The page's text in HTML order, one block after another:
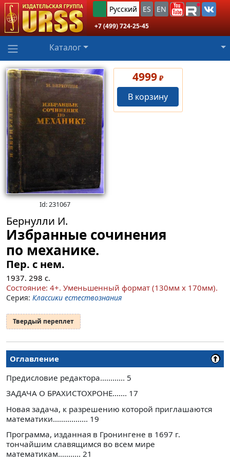
Русский ES EN
+7 (499) 724-25-45
Каталог
Id: 231067
4999 ₽
В корзину
Бернулли И.
Избранные сочинения
по механике.
Пер. с нем.
1937. 298 с.
Cocтояние: 4+. Уменьшенный формат (130мм x 170мм).
Серия: Классики естествознания
Твердый переплет
Оглавление
Предисловие редактора............ 5
ЗАДАЧА О БРАХИСТОХРОНЕ....... 17
Новая задача, к разрешению которой приглашаются
математики................. 19
Программа, изданная в Гронингене в 1697 г.
тончайшим славящимся во всем мире
математикам........... 21